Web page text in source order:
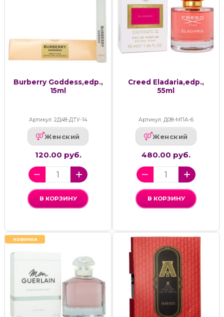
Burberry Goddess,edp.,
15ml
Артикул: 2Д48-ДТУ-14
Женский
120.00 руб.
В КОРЗИНУ
Creed Eladaria,edp.,
55ml
Артикул: Д08-МПА-6
Женский
480.00 руб.
В КОРЗИНУ
НОВИНКА